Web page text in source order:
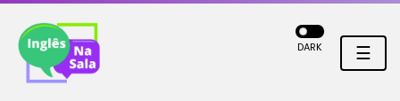
☰
DARK